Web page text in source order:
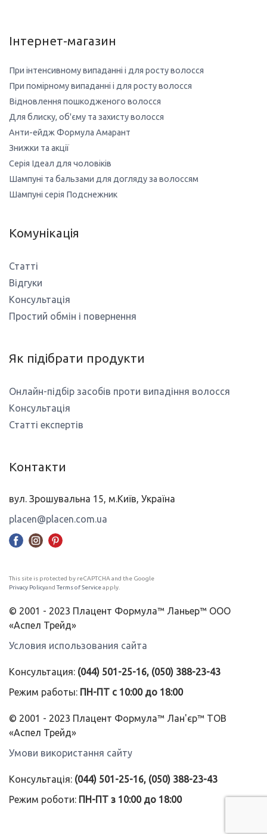
Інтернет-магазин
При інтенсивному випаданні і для росту волосся
При помірному випаданні і для росту волосся
Відновлення пошкодженого волосся
Для блиску, об'єму та захисту волосся
Анти-ейдж Формула Амарант
Знижки та акції
Серія Ідеал для чоловіків
Шампуні та бальзами для догляду за волоссям
Шампуні серія Подснежник
Комунікація
Статті
Відгуки
Консультація
Простий обмін і повернення
Як підібрати продукти
Онлайн-підбір засобів проти випадіння волосся
Консультація
Статті експертів
Контакти
вул. Зрошувальна 15, м.Київ, Україна
placen@placen.com.ua
This site is protected by reCAPTCHA and the Google
Privacy Policyand Terms of Serviceapply.
© 2001 - 2023 Плацент Формула™ Ланьер™ ООО
«Аспел Трейд»
Условия использования сайта
Консультация: (044) 501-25-16, (050) 388-23-43
Режим работы: ПН-ПТ с 10:00 до 18:00
© 2001 - 2023 Плацент Формула™ Лан'єр™ ТОВ
«Аспел Трейд»
Умови використання сайту
Консультація: (044) 501-25-16, (050) 388-23-43
Режим роботи: ПН-ПТ з 10:00 до 18:00